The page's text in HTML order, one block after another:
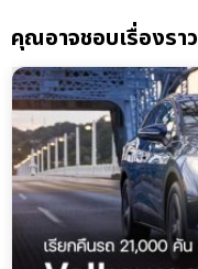
คุณอาจชอบเรื่องรา